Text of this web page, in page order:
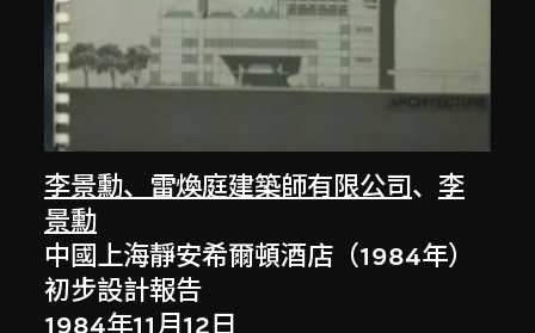
李景勳、雷煥庭建築師有限公司、 李
景勳
中國上海靜安希爾頓酒店（1984年）
初步設計報告
1984年11月12日